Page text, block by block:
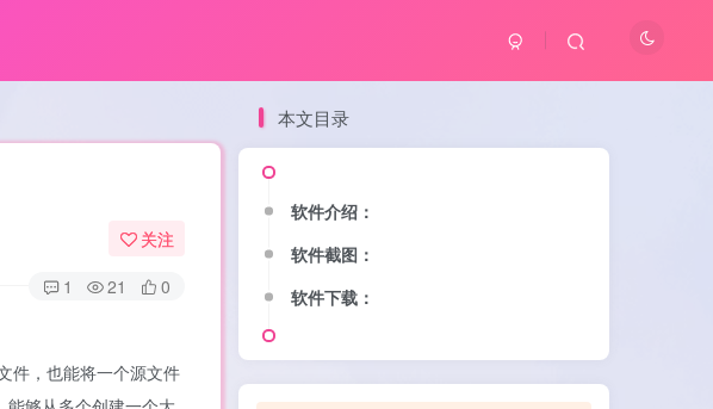
关注
1
21 0
件，也能将一个源文件
本文目录
软件介绍：
软件截图：
软件下载：